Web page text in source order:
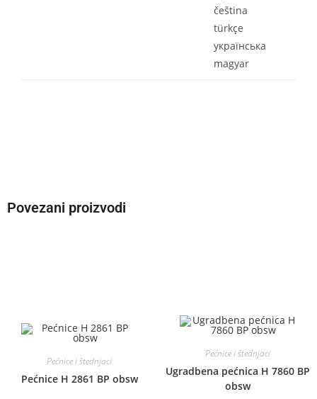
čeština
türkçe
yкраїнська
magyar
Povezani proizvodi
Pećnice i štednjaci
Pećnice H 2861 BP obsw
Pećnice i štednjaci
Ugradbena pećnica H 7860 BP
obsw